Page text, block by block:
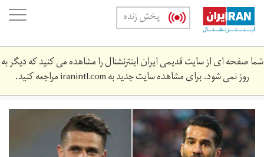
Skip
main
content
پخش زنده
شما صفحه ای از سایت قدیمی ایران اینترنشنال را مشاهده می کنید که دیگر به
روز نمی شود. برای مشاهده سایت جدید بهiranintl.comمراجعه کنید.
shojaee_-
_ghafori.jpg